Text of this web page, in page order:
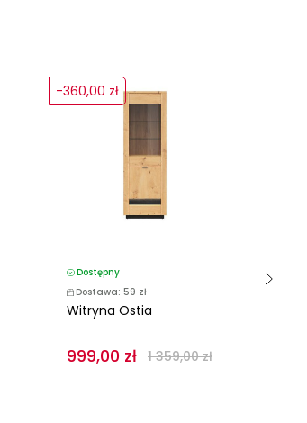
Dostępny
Dostawa: 59 zł
Witryna Ostia
999,00 zł 1 359,00 zł
-360,00 zł